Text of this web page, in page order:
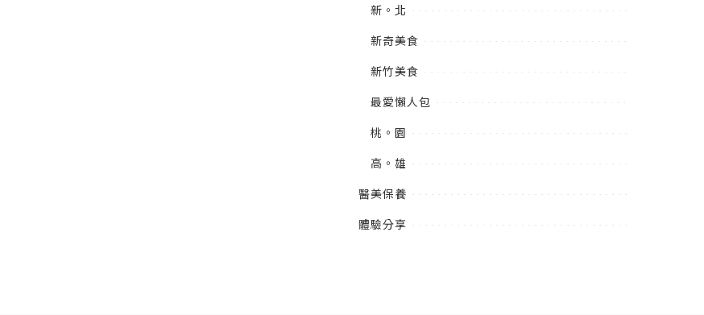
新。北
新奇美食
新竹美食
最愛懶人包
桃。園
高。雄
醫美保養
體驗分享